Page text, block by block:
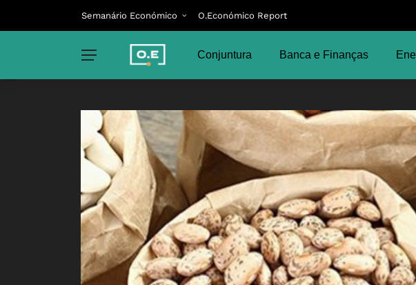
Semanário Económico O.Económico Report
Conjuntura Banca e Finanças